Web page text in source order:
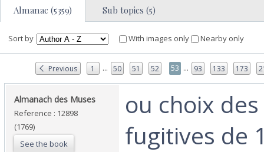
Almanac (5359) Sub topics (5)
Sort by With images only Nearby only
Previous 1 ... 50 51 52 53 ... 93 133 173
‎Almanach des Muses‎
Reference : 12898
(1769)
See the book
‎ou choix
fugitives de